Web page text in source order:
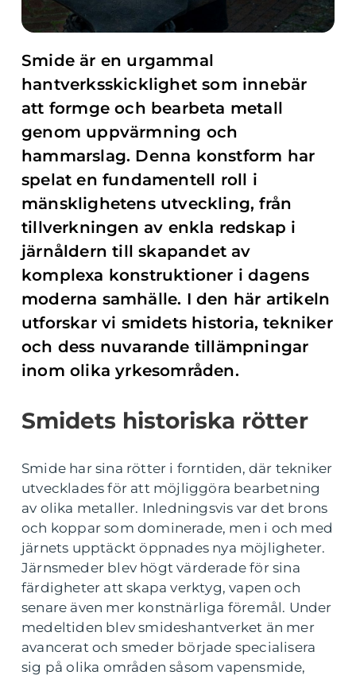
Smide är en urgammal
hantverksskicklighet som innebär
att formge och bearbeta metall
genom uppvärmning och
hammarslag. Denna konstform har
spelat en fundamentell roll i
mänsklighetens utveckling, från
tillverkningen av enkla redskap i
järnåldern till skapandet av
komplexa konstruktioner i dagens
moderna samhälle. I den här artikeln
utforskar vi smidets historia, tekniker
och dess nuvarande tillämpningar
inom olika yrkesområden.
Smidets historiska rötter
Smide har sina rötter i forntiden, där tekniker
utvecklades för att möjliggöra bearbetning
av olika metaller. Inledningsvis var det brons
och koppar som dominerade, men i och med
järnets upptäckt öppnades nya möjligheter.
Järnsmeder blev högt värderade för sina
färdigheter att skapa verktyg, vapen och
senare även mer konstnärliga föremål. Under
medeltiden blev smideshantverket än mer
avancerat och smeder började specialisera
sig på olika områden såsom vapensmide,